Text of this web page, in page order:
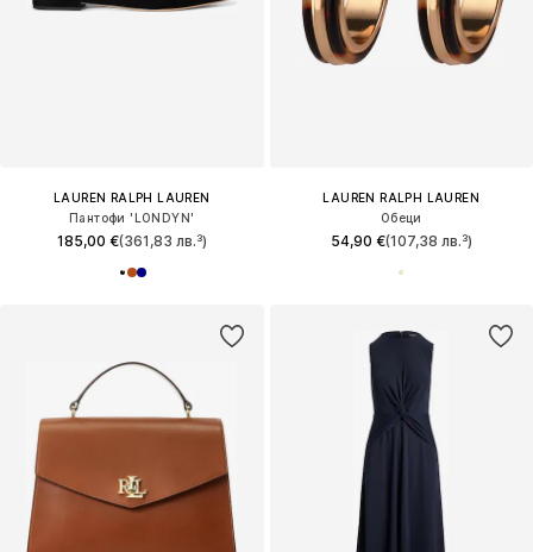
LAUREN RALPH LAUREN
Пантофи 'LONDYN'
185,00 €(361,83 лв.³)
LAUREN RALPH LAUREN
Обеци
54,90 €(107,38 лв.³)